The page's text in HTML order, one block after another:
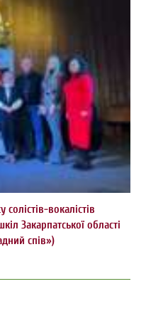
вокалістів
Закарпатської області
спів»)